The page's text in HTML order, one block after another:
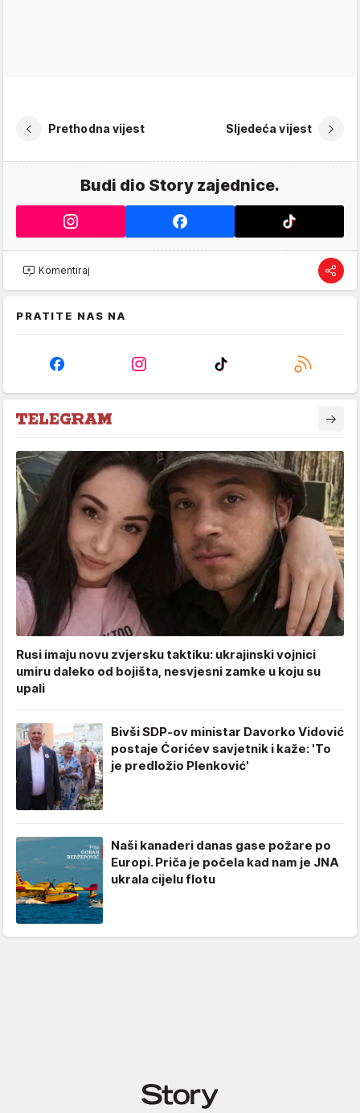
Prethodna vijest Sljedeća vijest
Budi dio Story zajednice.
Komentiraj
PRATITE NAS NA
Rusi imaju novu zvjersku taktiku: ukrajinski vojnici
umiru daleko od bojišta, nesvjesni zamke u koju su
upali
Bivši SDP-ov ministar Davorko Vidović
postaje Ćorićev savjetnik i kaže: 'To
je predložio Plenković'
Naši kanaderi danas gase požare po
Europi. Priča je počela kad nam je JNA
ukrala cijelu flotu